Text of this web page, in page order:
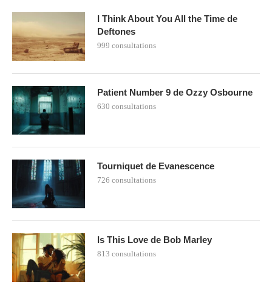
I Think About You All the Time de
Deftones
999 consultations
Patient Number 9 de Ozzy Osbourne
630 consultations
Tourniquet de Evanescence
726 consultations
Is This Love de Bob Marley
813 consultations